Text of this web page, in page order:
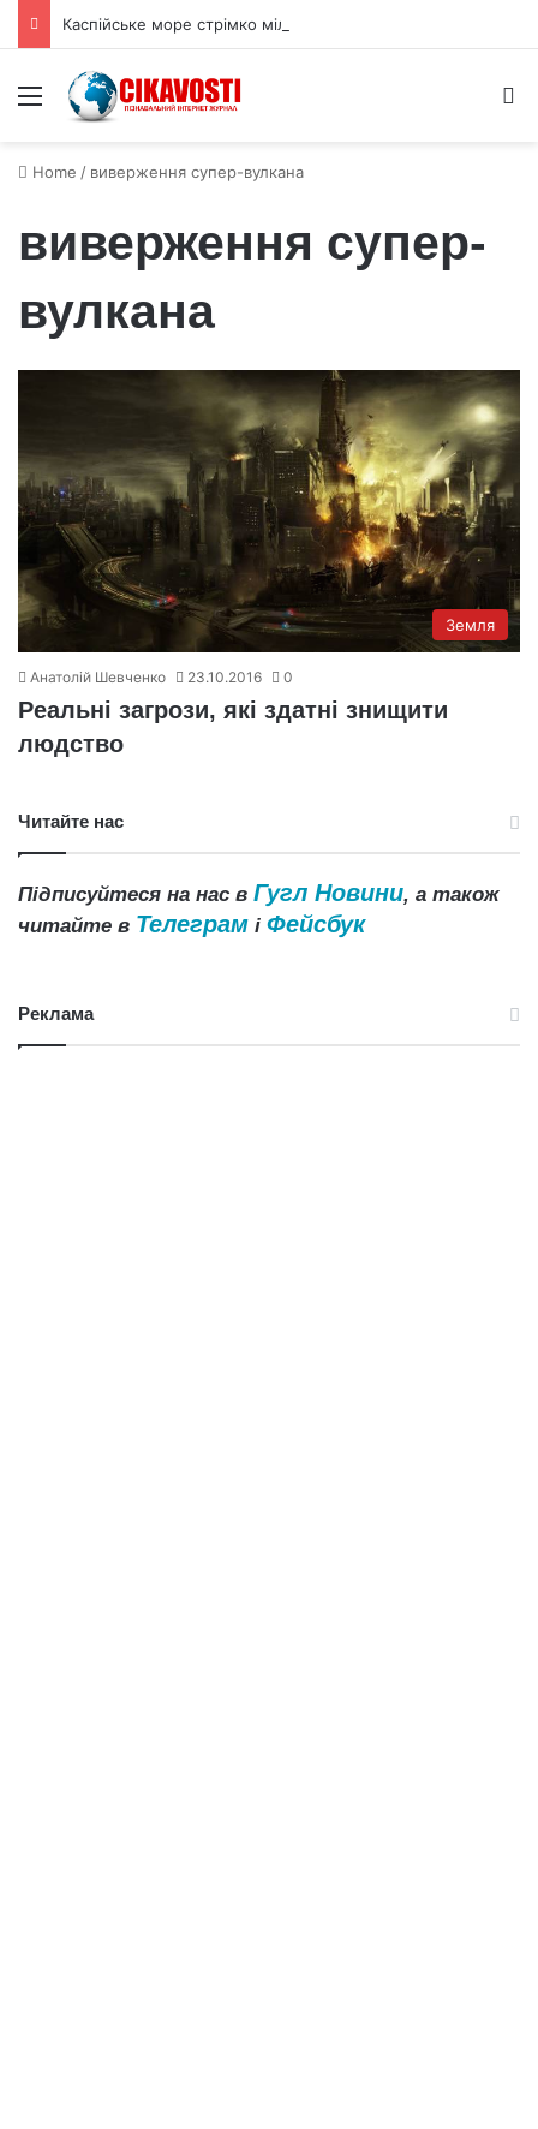
Menu
Home / виверження супер-вулкана
виверження супер-
вулкана
Земля
Анатолій Шевченко 23.10.2016 0
Реальні загрози, які здатні знищити
людство
Читайте нас
Підписуйтеся на нас в Гугл Новини, а також
читайте в Телеграм і Фейсбук
Реклама